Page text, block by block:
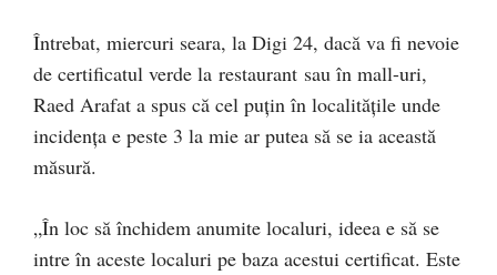
Întrebat, miercuri seara, la Digi 24, dacă va fi nevoie
de certificatul verde la restaurant sau în mall-uri,
Raed Arafat a spus că cel puțin în localitățile unde
incidența e peste 3 la mie ar putea să se ia această
măsură.
„În loc să închidem anumite localuri, ideea e să se
intre în aceste localuri pe baza acestui certificat. Este